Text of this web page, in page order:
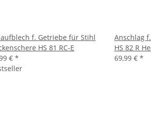
f. Getriebe für Stihl
HS 81 RC-E
€ *
Anschlag
HS 82 R
69,99 € *